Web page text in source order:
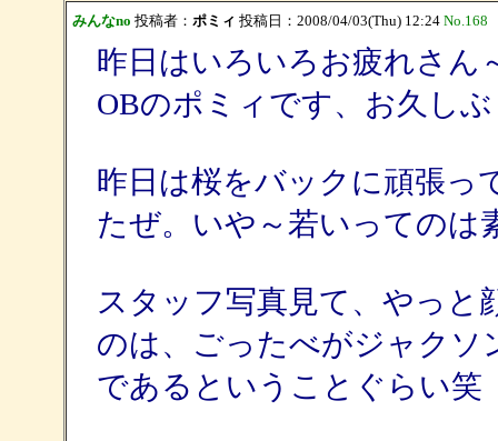
みんなno 投稿者： ポミィ 投稿日：2008/04/03(Thu) 12:24 No.168
昨日はいろいろお疲れさん
OBのポミィです、お久し
昨日は桜をバックに頑張っ
たぜ。いや～若いってのは
スタッフ写真見て、やっ
のは、ごったべがジャクソ
であるということぐらい笑